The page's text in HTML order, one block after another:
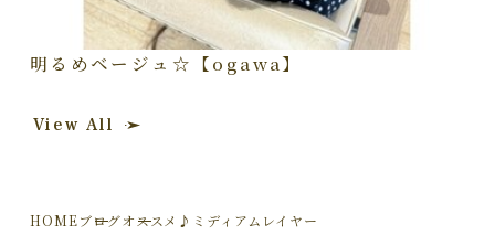
明るめベージュ☆【ogawa】
View All
HOMEブログオススメ♪ミディアムレイヤー